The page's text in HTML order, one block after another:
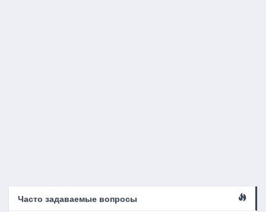
Часто задаваемые вопросы